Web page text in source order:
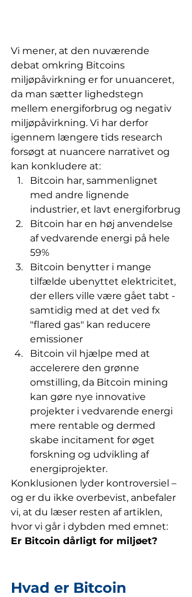
Vi mener, at den nuværende
debat omkring Bitcoins
miljøpåvirkning er for unuanceret,
da man sætter lighedstegn
mellem energiforbrug og negativ
miljøpåvirkning. Vi har derfor
igennem længere tids research
forsøgt at nuancere narrativet og
kan konkludere at:
Bitcoin har, sammenlignet
med andre lignende
industrier, et lavt energiforbrug
Bitcoin har en høj anvendelse
af vedvarende energi på hele
59%
Bitcoin benytter i mange
tilfælde ubenyttet elektricitet,
der ellers ville være gået tabt -
samtidig med at det ved fx
"flared gas" kan reducere
emissioner
Bitcoin vil hjælpe med at
accelerere den grønne
omstilling, da Bitcoin mining
kan gøre nye innovative
projekter i vedvarende energi
mere rentable og dermed
skabe incitament for øget
forskning og udvikling af
energiprojekter.
Konklusionen lyder kontroversiel –
og er du ikke overbevist, anbefaler
vi, at du læser resten af artiklen,
hvor vi går i dybden med emnet:
Er Bitcoin dårligt for miljøet?
Hvad er Bitcoin